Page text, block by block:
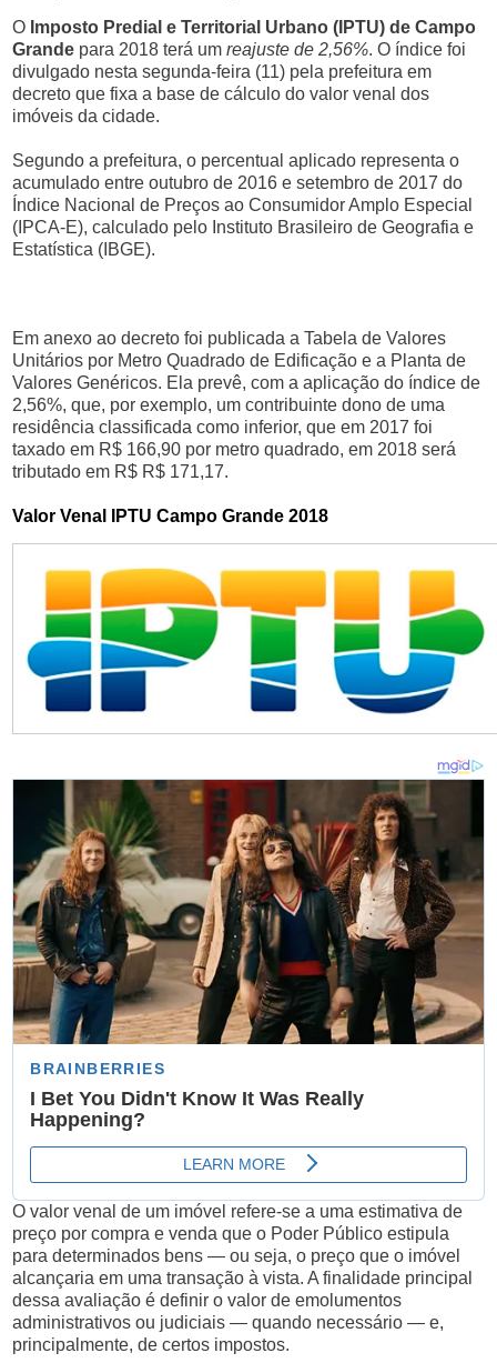
O Imposto Predial e Territorial Urbano (IPTU) de Campo
Grande para 2018 terá um reajuste de 2,56%. O índice foi
divulgado nesta segunda-feira (11) pela prefeitura em
decreto que fixa a base de cálculo do valor venal dos
imóveis da cidade.
Segundo a prefeitura, o percentual aplicado representa o
acumulado entre outubro de 2016 e setembro de 2017 do
Índice Nacional de Preços ao Consumidor Amplo Especial
(IPCA-E), calculado pelo Instituto Brasileiro de Geografia e
Estatística (IBGE).
Em anexo ao decreto foi publicada a Tabela de Valores
Unitários por Metro Quadrado de Edificação e a Planta de
Valores Genéricos. Ela prevê, com a aplicação do índice de
2,56%, que, por exemplo, um contribuinte dono de uma
residência classificada como inferior, que em 2017 foi
taxado em R$ 166,90 por metro quadrado, em 2018 será
tributado em R$ R$ 171,17.
Valor Venal IPTU Campo Grande 2018
O valor venal de um imóvel refere-se a uma estimativa de
preço por compra e venda que o Poder Público estipula
para determinados bens — ou seja, o preço que o imóvel
alcançaria em uma transação à vista. A finalidade principal
dessa avaliação é definir o valor de emolumentos
administrativos ou judiciais — quando necessário — e,
principalmente, de certos impostos.